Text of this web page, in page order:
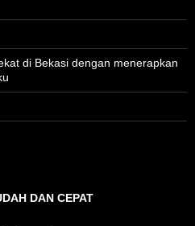
di Bekasi dengan menerapkan
DAN CEPAT